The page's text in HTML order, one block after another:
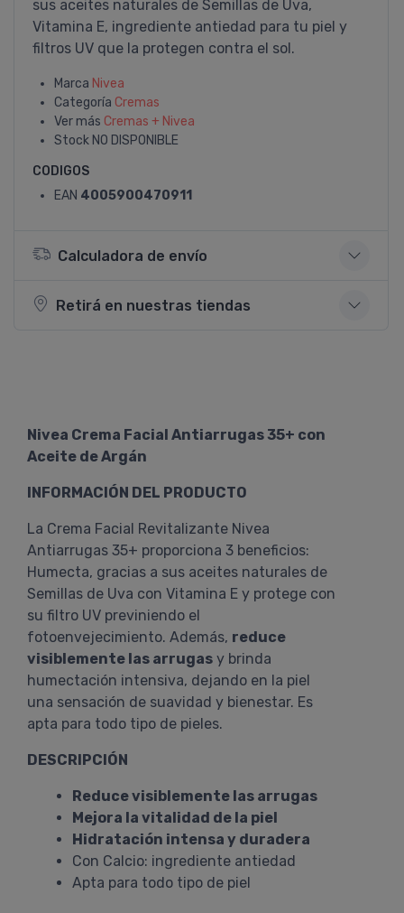
sus aceites naturales de Semillas de Uva,
Vitamina E, ingrediente antiedad para tu piel y
filtros UV que la protegen contra el sol.
Marca Nivea
Categoría Cremas
Ver más Cremas + Nivea
Stock NO DISPONIBLE
CODIGOS
EAN 4005900470911
Calculadora de envío
Retirá en nuestras tiendas
Nivea Crema Facial Antiarrugas 35+ con
Aceite de Argán
INFORMACIÓN DEL PRODUCTO
La Crema Facial Revitalizante Nivea
Antiarrugas 35+ proporciona 3 beneficios:
Humecta, gracias a sus aceites naturales de
Semillas de Uva con Vitamina E y protege con
su filtro UV previniendo el
fotoenvejecimiento. Además, reduce
visiblemente las arrugas y brinda
humectación intensiva, dejando en la piel
una sensación de suavidad y bienestar. Es
apta para todo tipo de pieles.
DESCRIPCIÓN
Reduce visiblemente las arrugas
Mejora la vitalidad de la piel
Hidratación intensa y duradera
Con Calcio: ingrediente antiedad
Apta para todo tipo de piel